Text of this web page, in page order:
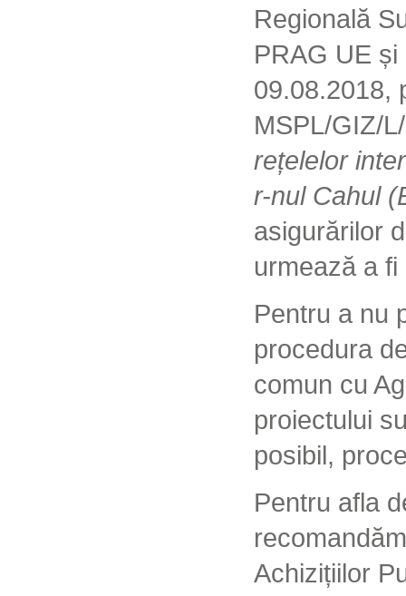
Regională
PRAG UE
09.08.2018,
MSPL/GIZ/
rețelelor
r-nul Cahul
asigurărilor
urmează a
Pentru a nu
procedura
comun cu
proiectului
posibil,
Pentru afla
Achizițiilor